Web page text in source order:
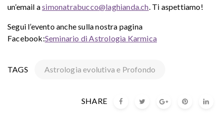
un’email asimonatrabucco@laghianda.ch. Ti aspettiamo!
Segui l’evento anche sulla nostra pagina
Facebook:Seminario di Astrologia Karmica
TAGS Astrologia evolutiva e Profondo
SHARE